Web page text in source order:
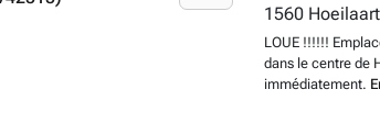
1560 Hoeilaart
LOUE !!!!!!
dans le centre de
immédiatement.